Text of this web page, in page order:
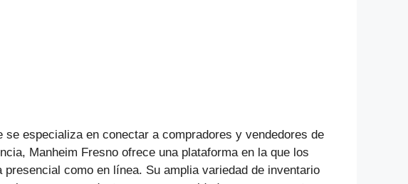
especializa en conectar a compradores y vendedores de
Manheim Fresno ofrece una plataforma en la que los
como en línea. Su amplia variedad de inventario